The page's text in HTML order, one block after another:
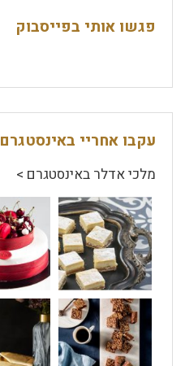
פגשו אותי בפייסבוק
עקבו אחריי באינסטגרם
מלכי אדלר באינסטגרם >